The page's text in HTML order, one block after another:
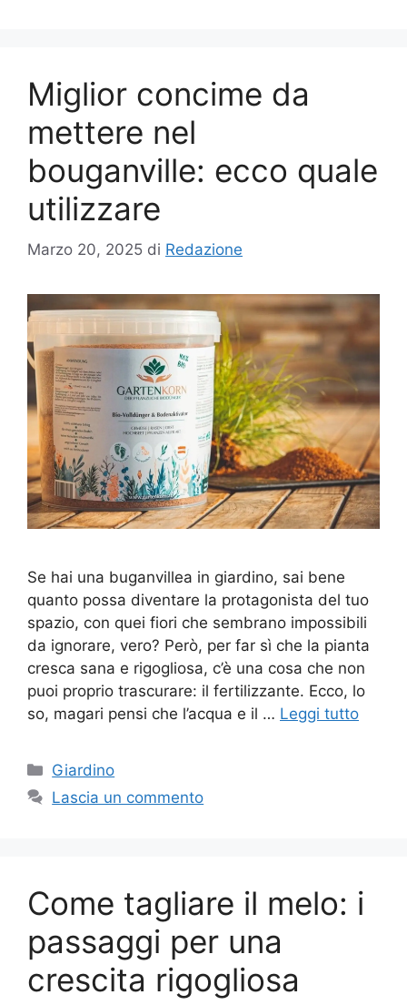
Miglior concime da
mettere nel
bouganville: ecco quale
utilizzare
Marzo 20, 2025 di Redazione
Se hai una buganvillea in giardino, sai bene
quanto possa diventare la protagonista del tuo
spazio, con quei fiori che sembrano impossibili
da ignorare, vero? Però, per far sì che la pianta
cresca sana e rigogliosa, c’è una cosa che non
puoi proprio trascurare: il fertilizzante. Ecco, lo
so, magari pensi che l’acqua e il … Leggi tutto
Categorie
Giardino
Lascia un commento
Come tagliare il melo: i
passaggi per una
crescita rigogliosa